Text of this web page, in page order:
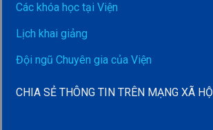
Các khóa học tại Viện
Lịch khai giảng
Đội ngũ Chuyên gia của Viện
CHIA SẺ THÔNG TIN TRÊN MẠNG XÃ HỘI